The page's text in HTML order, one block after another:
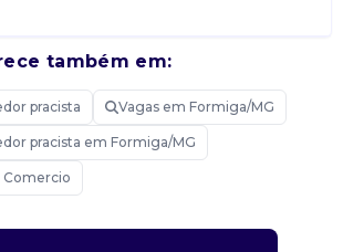
também em:
pracista Vagas em Formiga/MG
pracista em Formiga/MG
Comercio